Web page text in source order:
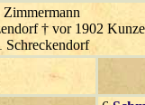
Zimmermann
† vor 1902
Schreckendorf